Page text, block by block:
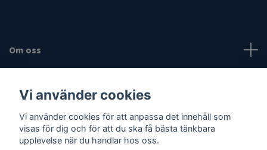
Om oss
Sociala medier
Vi använder cookies
Vi använder cookies för att anpassa det innehåll som
visas för dig och för att du ska få bästa tänkbara
upplevelse när du handlar hos oss.